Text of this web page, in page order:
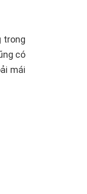
trong
có
mái